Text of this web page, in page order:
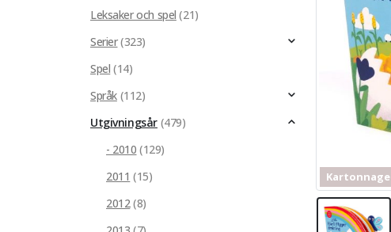
Kartonnage
Leksaker och spel (21)
Serier(323)
Spel (14)
Språk (112)
Utgivningsår (479)
- 2010 (129)
2011 (15)
2012(8)